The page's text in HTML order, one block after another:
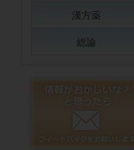
漢方薬
総論